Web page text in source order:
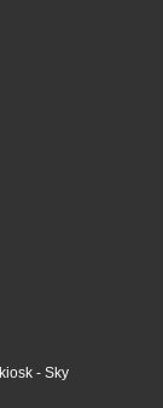
- Sky